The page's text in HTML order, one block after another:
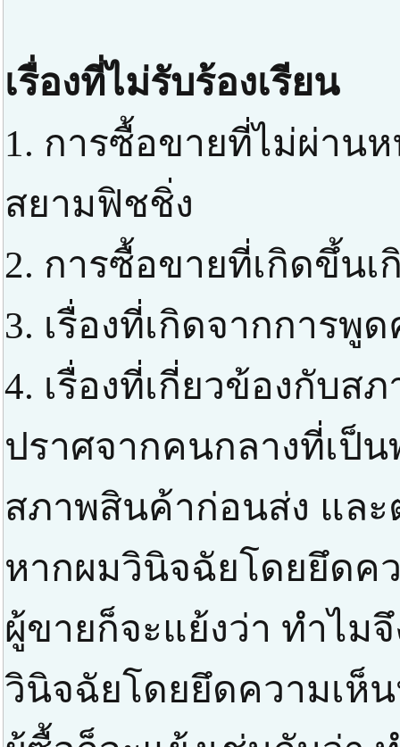
เรื่องที่ไม่รับร้องเรียน
1. การซื้อขายที่ไม่ผ่าน
สยามฟิชชิ่ง
2. การซื้อขายที่เกิดขึ้นเ
3. เรื่องที่เกิดจากการพู
4. เรื่องที่เกี่ยวข้องกับส
ปราศจากคนกลางที่เป็
สภาพสินค้าก่อนส่ง แล
หากผมวินิจฉัยโดยยึดค
ผู้ขายก็จะแย้งว่า ทำไม
วินิจฉัยโดยยึดความเห็